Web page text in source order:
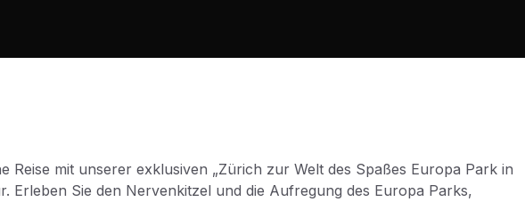
Reise mit unserer exklusiven „Zürich zur Welt des Spaßes Europa Park in
Erleben Sie den Nervenkitzel und die Aufregung des Europa Parks,